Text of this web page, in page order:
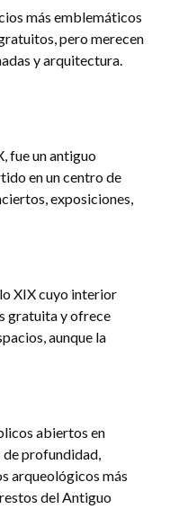
más emblemáticos
pero merecen
y arquitectura.
fue un antiguo
en un centro de
exposiciones,
XIX cuyo interior
gratuita y ofrece
aunque la
abiertos en
de profundidad,
arqueológicos más
del Antiguo